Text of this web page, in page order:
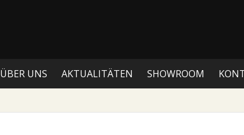
ÜBER UNS AKTUALITÄTEN SHOWROOM